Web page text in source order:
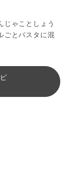
じゃことしょう
ごとパスタに混